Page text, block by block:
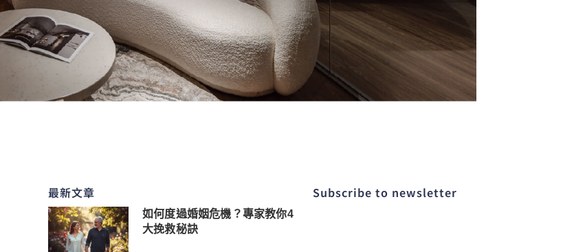
最新文章
如何度過婚姻危機？專家教你4
大挽救秘訣
Subscribe to newsletter​